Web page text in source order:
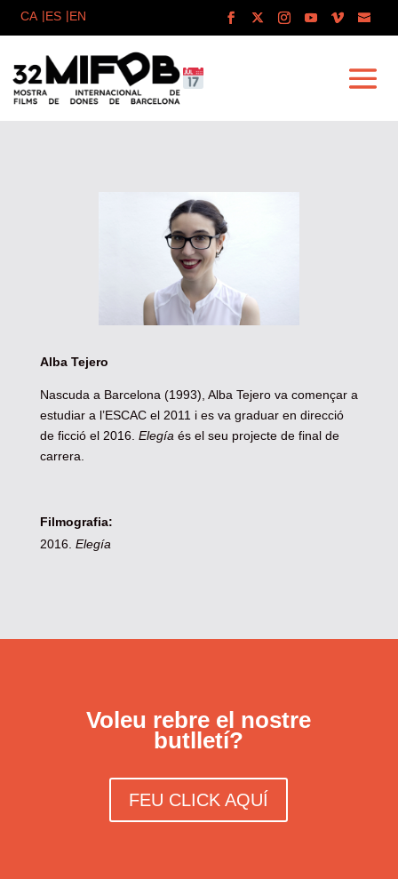
Alba Tejero
Nascuda a Barcelona (1993), Alba Tejero va començar a
estudiar a l’ESCAC el 2011 i es va graduar en direcció
de ficció el 2016. Elegía és el seu projecte de final de
carrera.
Filmografia:
Elegía
Voleu rebre el nostre
butlletí?
FEU CLICK AQUÍ